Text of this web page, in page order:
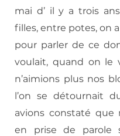
mai d’ il y a trois
filles, entre potes, on
pour parler de ce
voulait, quand on le
n’aimions plus nos
l’on se détournait
avions constaté que
en prise de parole